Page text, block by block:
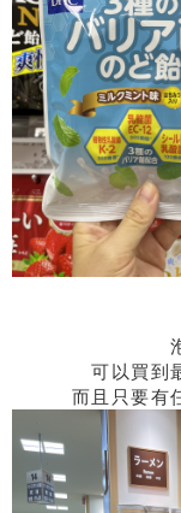
可以買到
而且只要有